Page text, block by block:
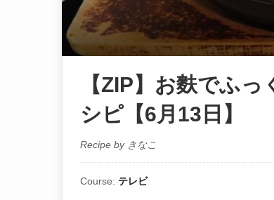
【ZIP】お麩でふ
シピ【6月13日】
Recipe by きなこ
Course: テレビ